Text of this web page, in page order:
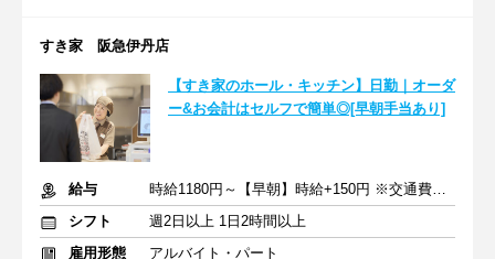
すき家 阪急伊丹店
【すき家のホール・キッチン】日勤｜オーダ
ー&お会計はセルフで簡単◎[早朝手当あり]
給与
時給1180円～【早朝】時給+150円 ※交通費支給
シフト
週2日以上 1日2時間以上
雇用形態
アルバイト・パート